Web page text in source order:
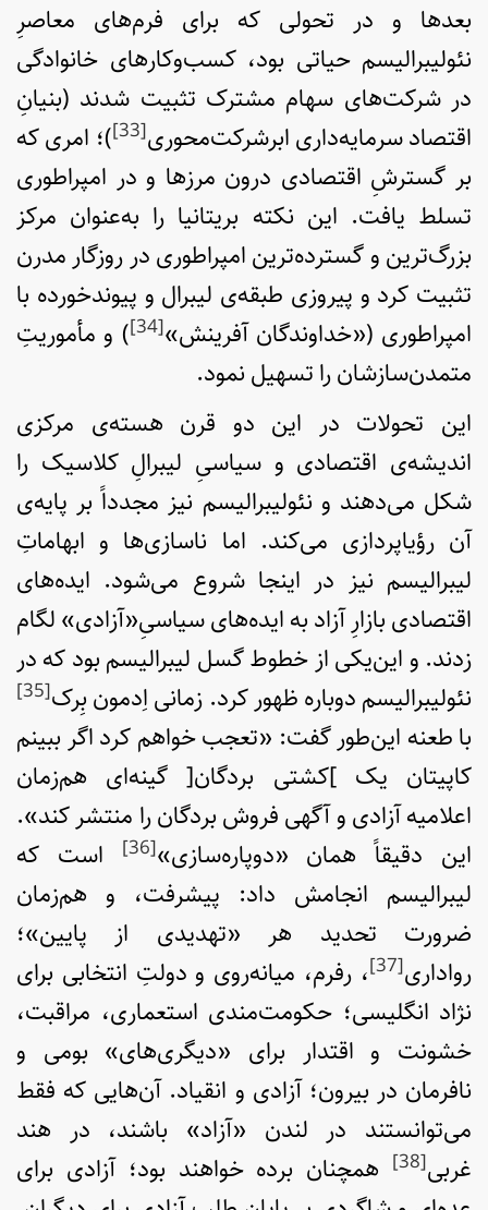
بعدها و در تحولی که برای فرم‌های معاصرِ
نئولیبرالیسم حیاتی بود، کسب‌وکارهای خانوادگی
در شرکت‌های سهام مشترک تثبیت شدند (بنیانِ
اقتصاد سرمایه‌داری ابرشرکت‌محوری[33]
)؛ امری که
بر گسترشِ اقتصادی درون مرزها و در امپراطوری
تسلط یافت. این نکته بریتانیا را به‌عنوان مرکز
بزرگ‌ترین و گسترده‌ترین امپراطوری در روزگار مدرن
تثبیت کرد و پیروزی طبقه‌ی لیبرال و پیوندخورده با
امپراطوری («خداوندگان آفرینش»[34]
) و مأموریتِ
متمدن‌سازشان را تسهیل نمود.
این تحولات در این دو قرن هسته‌ی مرکزی
اندیشه‌ی اقتصادی و سیاسیِ لیبرالِ کلاسیک را
شکل می‌دهند و نئولیبرالیسم نیز مجدداً بر پایه‌ی
آن رؤیاپردازی می‌کند. اما ناسازی‌ها و ابهاماتِ
لیبرالیسم نیز در اینجا شروع می‌شود. ایده‌های
اقتصادی بازارِ آزاد به ایده‌های سیاسیِ«آزادی» لگام
زدند. و این‌یکی از خطوط گسل لیبرالیسم بود که در
نئولیبرالیسم دوباره ظهور کرد. زمانی اِدمون بِرک[35]
با طعنه این‌طور گفت: «تعجب خواهم کرد اگر ببینم
کاپیتان یک ]کشتی بردگان[ گینه‌ای هم‌زمان
اعلامیه آزادی و آگهی فروش بردگان را منتشر کند».
این دقیقاً همان «دوپاره‌سازی»[36]
است که
لیبرالیسم انجامش داد: پیشرفت، و هم‌زمان
ضرورت تحدید هر «تهدیدی از پایین»؛
رواداری[37]
، رفرم، میانه‌روی و دولتِ انتخابی برای
نژاد انگلیسی؛ حکومت‌مندی استعماری، مراقبت،
خشونت و اقتدار برای «دیگری‌های» بومی و
نافرمان در بیرون؛ آزادی و انقیاد. آن‌هایی که فقط
می‌توانستند در لندن «آزاد» باشند، در هند
غربی[38]
همچنان برده خواهند بود؛ آزادی برای